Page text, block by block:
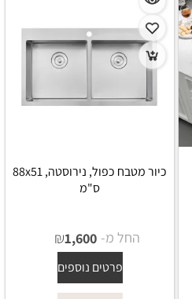
כיור מטבח כפול, נירוסטה, 88x51
ס"מ
החל מ- ₪1,600
פרטים נוספים